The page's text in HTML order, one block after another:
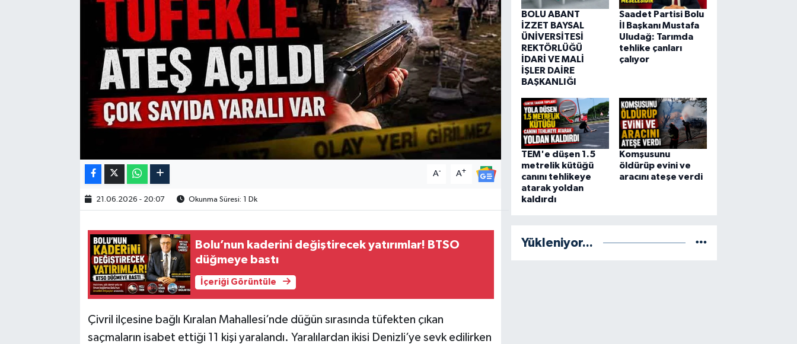
A- A+
21.06.2026 - 20:07 Okunma Süresi: 1 Dk
Bolu’nun kaderini değiştirecek yatırımlar! BTSO
düğmeye bastı
İçeriği Görüntüle
Çivril ilçesine bağlı Kıralan Mahallesi’nde düğün sırasında tüfekten çıkan
saçmaların isabet ettiği 11 kişi yaralandı. Yaralılardan ikisi Denizli’ye sevk edilirken
BOLU ABANT
İZZET BAYSAL
ÜNİVERSİTESİ
REKTÖRLÜĞÜ
İDARİ VE MALİ
İŞLER DAİRE
BAŞKANLIĞI
Saadet Partisi Bolu
İl Başkanı Mustafa
Uludağ: Tarımda
tehlike çanları
çalıyor
TEM'e düşen 1.5
metrelik kütüğü
canını tehlikeye
atarak yoldan
kaldırdı
Komşusunu
öldürüp evini ve
aracını ateşe verdi
Yükleniyor...